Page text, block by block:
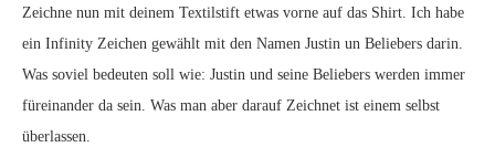
Zeichne nun mit deinem Textilstift etwas vorne auf das Shirt. Ich habe
ein Infinity Zeichen gewählt mit den Namen Justin un Beliebers darin.
Was soviel bedeuten soll wie: Justin und seine Beliebers werden immer
füreinander da sein. Was man aber darauf Zeichnet ist einem selbst
überlassen.